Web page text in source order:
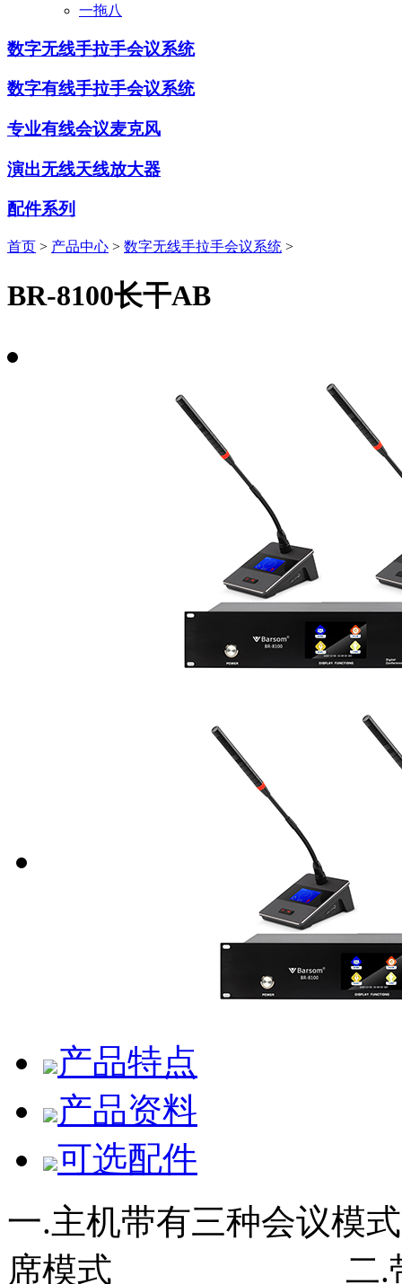
一拖八
数字无线手拉手会议系统
数字有线手拉手会议系统
专业有线会议麦克风
演出无线天线放大器
配件系列
首页 > 产品中心 > 数字无线手拉手会议系统 >
BR-8100长干AB
产品特点
产品资料
可选配件
一.主机带有三种会议模
席模式 二.带LCD